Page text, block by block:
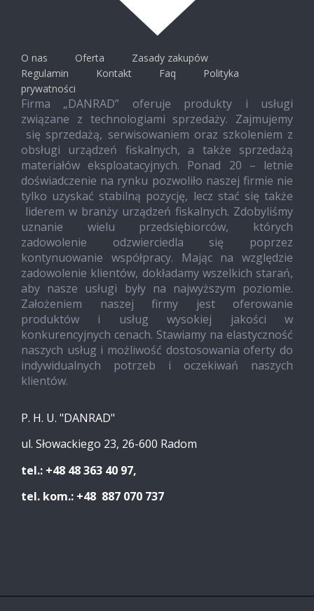
O nas Oferta
Zasady zakupów
Regulamin
Kontakt Faq
Polityka
prywatności
Firma „DANRAD” oferuje produkty i usługi
związane z technologiami sprzedaży. Zajmujemy
się sprzedażą, serwisowaniem oraz szkoleniem z
obsługi urządzeń fiskalnych, a także sprzedażą
materiałów eksploatacyjnych. Ponad 20 – letnie
doświadczenie na rynku pozwoliło naszej firmie nie
tylko uzyskać stabilną pozycję, lecz stać się także
liderem w branży urządzeń fiskalnych. Zdobyliśmy
uznanie wielu przedsiębiorców, których
zadowolenie odzwierciedla się poprzez
kontynuowanie współpracy. Mając na względzie
zadowolenie klientów, dokładamy wszelkich starań,
aby nasze usługi były na najwyższym poziomie.
Założeniem naszej firmy jest oferowanie
produktów i usług wysokiej jakości w
konkurencyjnych cenach. Stawiamy na elastyczność
naszych usług i możliwość dostosowania oferty do
indywidualnych potrzeb i oczekiwań naszych
klientów.
P. H. U. "DANRAD"
ul. Słowackiego 23, 26-600 Radom
tel.: +48 48 363 40 97,
tel. kom.: +48 887 070 737